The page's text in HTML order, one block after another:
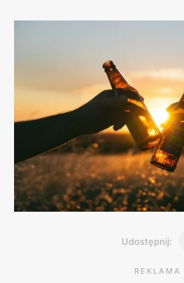
Udostępnij:
REKLAMA